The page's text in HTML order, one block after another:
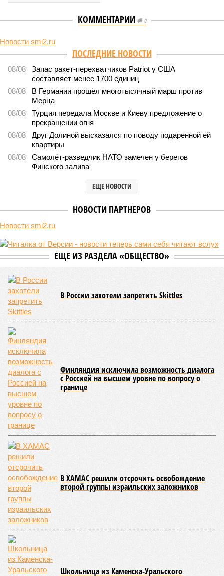
КОММЕНТАРИИ 0
Новости smi2.ru
ПОСЛЕДНИЕ НОВОСТИ
08/08
Запас ракет-перехватчиков Patriot у США
составляет менее 1700 единиц
08/08
В Германии прошёл многотысячный марш против
Мерца
08/08
Турция передала Москве и Киеву предложение о
прекращении огня
08/08
Друг Долиной высказался по поводу подаренной ей
квартиры
08/08
Самолёт-разведчик НАТО замечен у берегов
Финского залива
ЕЩЕ НОВОСТИ
НОВОСТИ ПАРТНЕРОВ
Новости smi2.ru
ЕЩЕ ИЗ РАЗДЕЛА «ОБЩЕСТВО»
В России захотели запретить Skittles
Финляндия исключила возможность диалога
с Россией на высшем уровне по вопросу о
границе
В ХАМАС решили отсрочить освобождение
второй группы израильских заложников
Школьница из Каменска-Уральского